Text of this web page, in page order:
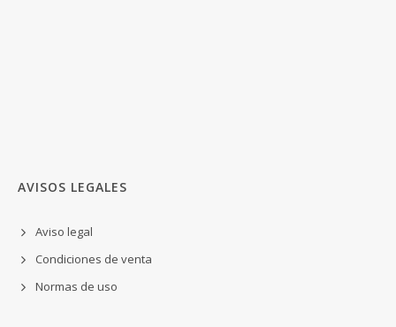
AVISOS LEGALES
Aviso legal
Condiciones de venta
Normas de uso